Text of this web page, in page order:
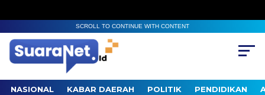
SCROLL TO CONTINUE WITH CONTENT
NASIONAL KABAR DAERAH POLITIK PENDIDIKAN